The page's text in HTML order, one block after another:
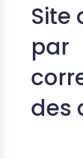
Site
par
des